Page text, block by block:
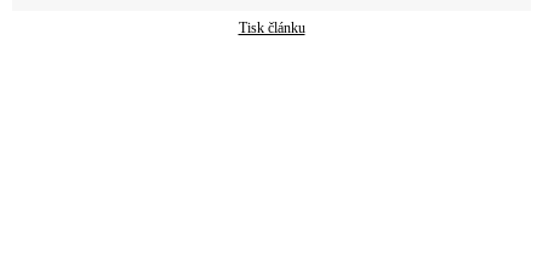
Tisk článku